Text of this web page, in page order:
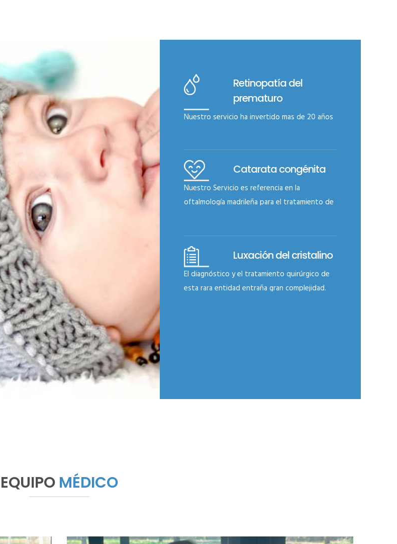
Retinopatía del
prematuro
Nuestro servicio ha invertido mas de 20 años
Catarata congénita
Nuestro Servicio es referencia en la
oftalmología madrileña para el tratamiento de
Luxación del cristalino
El diagnóstico y el tratamiento quirúrgico de
esta rara entidad entraña gran complejidad.
EQUIPO MÉDICO